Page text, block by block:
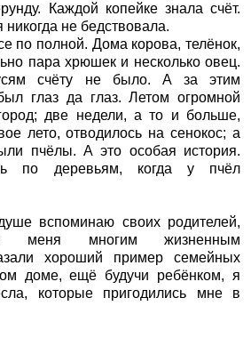
Каждой копейке знала счёт.
не бедствовала.
по полной. Дома корова, телёнок,
пара хрюшек и несколько овец.
счёту не было. А за этим
глаз да глаз. Летом огромной
две недели, а то и больше,
лето, отводилось на сенокос; а
пчёлы. А это особая история.
по деревьям, когда у пчёл
вспоминаю своих родителей,
меня многим жизненным
хороший пример семейных
доме, ещё будучи ребёнком, я
которые пригодились мне в